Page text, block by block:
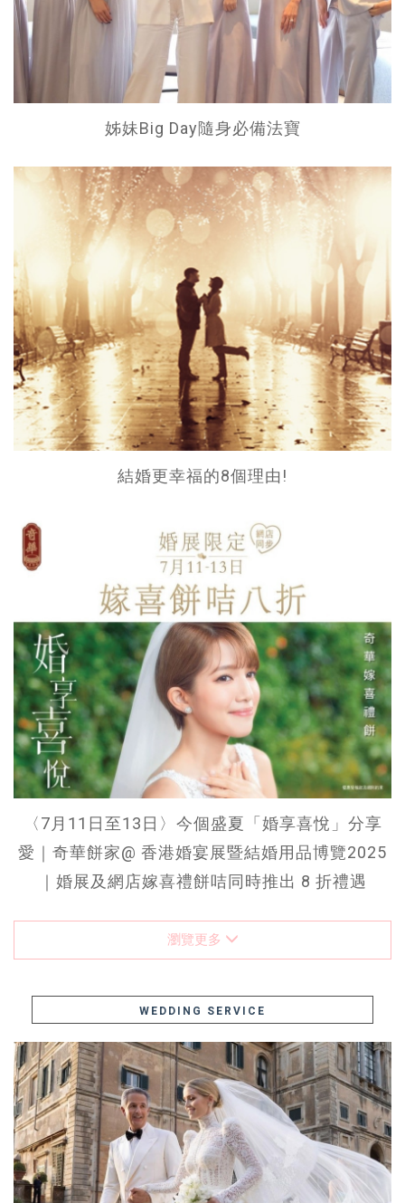
姊妹Big Day隨身必備法寶
結婚更幸福的8個理由!
〈7月11日至13日〉今個盛夏「婚享喜悅」分享
愛｜奇華餅家@ 香港婚宴展暨結婚用品博覽2025
｜婚展及網店嫁喜禮餅咭同時推出 8 折禮遇
瀏覽更多
WEDDING SERVICE